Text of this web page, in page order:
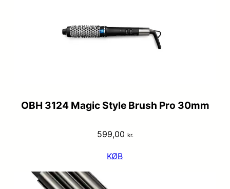
OBH 3124 Magic Style Brush Pro 30mm
599,00 kr.
KØB